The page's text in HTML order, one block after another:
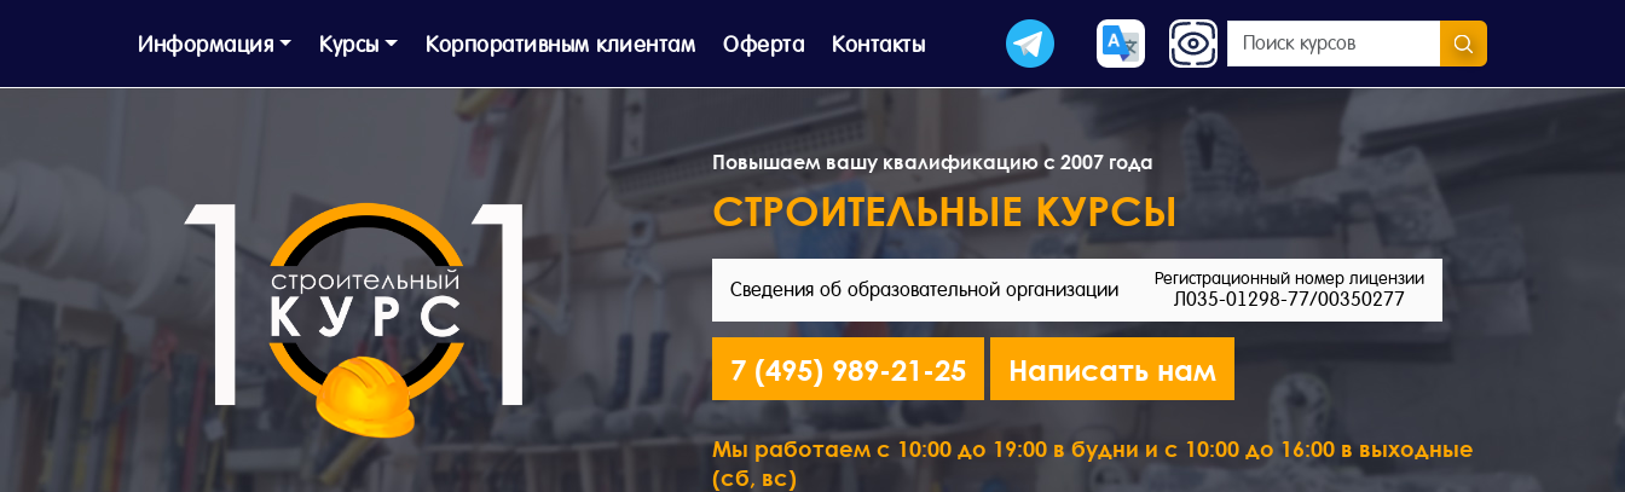
Информация Курсы Корпоративным клиентам Оферта Контакты
Повышаем вашу квалификацию с 2007 года
СТРОИТЕЛЬНЫЕ КУРСЫ
Сведения об образовательной организации Регистрационный номер лицензии
Л035-01298-77/00350277
7 (495) 989-21-25 Написать нам
Мы работаем с 10:00 до 19:00 в будни и с 10:00 до 16:00 в выходные
(сб, вс)